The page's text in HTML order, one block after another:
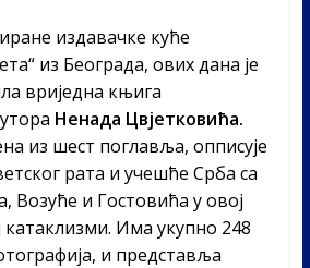
издавачке куће
из Београда, ових дана је
вриједна књига
Ненада Цвјетковића.
из шест поглавља, опписује
рата и учешће Срба са
Возуће и Гостовића у овој
катаклизми. Има укупно 248
и представља